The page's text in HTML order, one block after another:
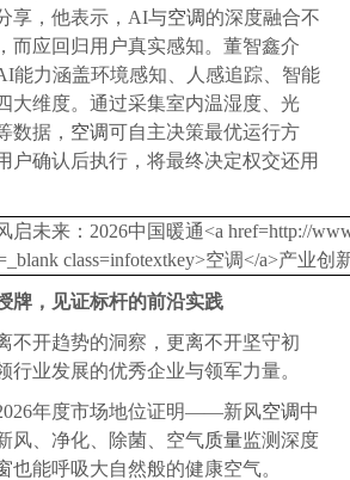
享，他表示，AI与空调的深度融合不
而应回归用户真实感知。董智鑫介
能力涵盖环境感知、人感追踪、智能
大维度。通过采集室内温湿度、光
数据， 空调可自主决策最优运行方
户确认后执行，将最终决定权交还用
牌，见证标杆的前沿实践
不开趋势的洞察，更离不开坚守初
行业发展的优秀企业与领军力量。
年度市场地位证明――新风空调中
风、净化、除菌、空气质量监测深度
也能呼吸大自然般的健康空气。